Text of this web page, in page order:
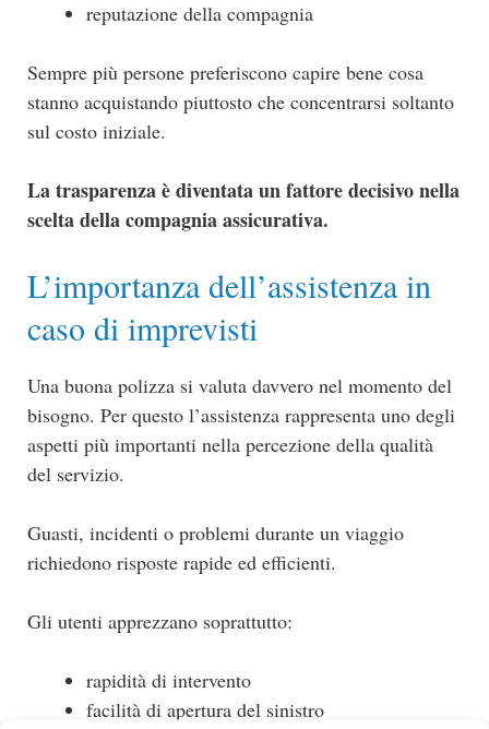
reputazione della compagnia
Sempre più persone preferiscono capire bene cosa
stanno acquistando piuttosto che concentrarsi soltanto
sul costo iniziale.
La trasparenza è diventata un fattore decisivo nella
scelta della compagnia assicurativa.
L’importanza dell’assistenza in
caso di imprevisti
Una buona polizza si valuta davvero nel momento del
bisogno. Per questo l’assistenza rappresenta uno degli
aspetti più importanti nella percezione della qualità
del servizio.
Guasti, incidenti o problemi durante un viaggio
richiedono risposte rapide ed efficienti.
Gli utenti apprezzano soprattutto:
rapidità di intervento
facilità di apertura del sinistro